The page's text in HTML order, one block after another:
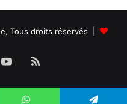
Tous droits réservés |
YouTube
RSS